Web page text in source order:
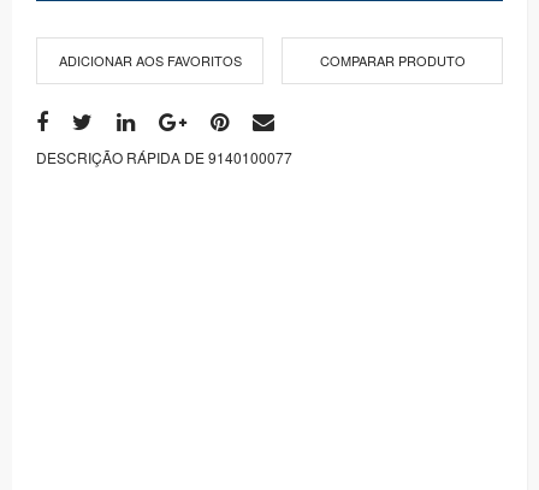
ADICIONAR AOS FAVORITOS COMPARAR PRODUTO
DESCRIÇÃO RÁPIDA DE 9140100077